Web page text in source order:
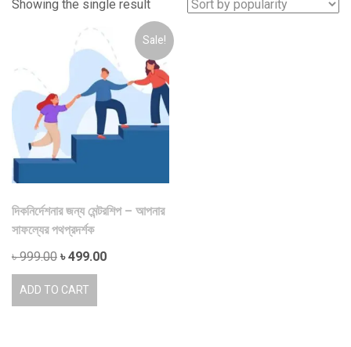
Showing the single result
Sale!
দিকনির্দেশনার জন্য মেন্টরশিপ – আপনার
সাফল্যের পথপ্রদর্শক
৳999.00 Original
price
৳499.00Current
ADD TO CART